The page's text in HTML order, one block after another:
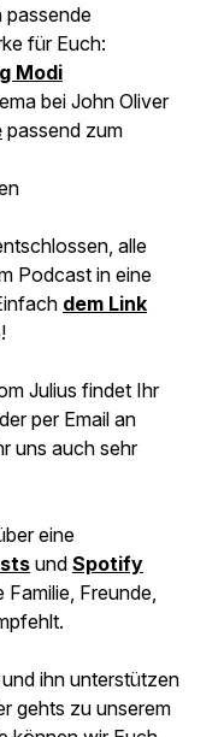
passende
für Euch:
Modi
bei John Oliver
passend zum
alle
Podcast in eine
dem Link
Julius findet Ihr
per Email an
uns auch sehr
eine
und Spotify
Freunde,
ihn unterstützen
gehts zu unserem